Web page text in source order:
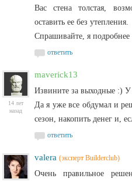
Вас стена толстая,
оставить ее без утепления.
Спрашивайте, я
ответить
14 лет
назад
maverick13
Извините за выходные :) У
Да я уже все обдумал и
сезон, накопить денег и,
ответить
valera (эксперт Builderclub)
Очень правильное